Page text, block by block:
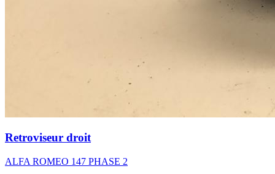
Retroviseur droit
ALFA ROMEO 147 PHASE 2